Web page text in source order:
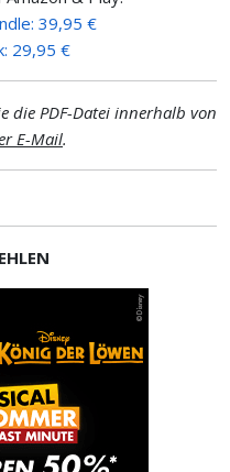
39,95 €
29,95 €
die PDF-Datei innerhalb von
E-Mail.